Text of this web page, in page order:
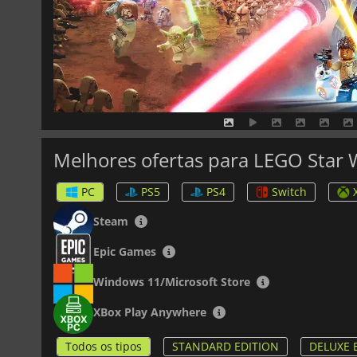
Melhores ofertas para LEGO Star
PC PS5 PS4 Switch
Steam
Epic Games
Windows 11/Microsoft Store
XBox Play Anywhere
Todos os tipos STANDARD EDITION DELUXE